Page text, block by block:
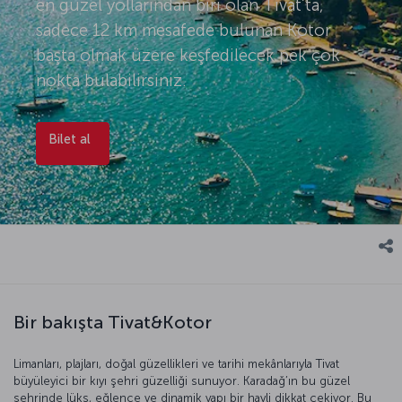
en güzel yollarından biri olan Tivat’ta,
sadece 12 km mesafede bulunan Kotor
başta olmak üzere keşfedilecek pek çok
nokta bulabilirsiniz.
Bilet al
Bir bakışta Tivat&Kotor
Limanları, plajları, doğal güzellikleri ve tarihi mekânlarıyla Tivat
büyüleyici bir kıyı şehri güzelliği sunuyor. Karadağ’ın bu güzel
şehrinde lüks, eğlence ve dinamik yapı bir hayli dikkat çekiyor. Bu